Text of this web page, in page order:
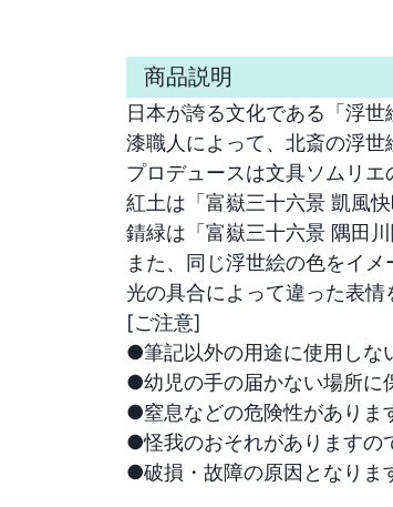
商品説明
日本が誇る文化である「浮世
漆職人によって、北斎の浮
プロデュースは文具ソムリエ
紅土は「富嶽三十六景 凱風
錆緑は「富嶽三十六景 隅田
また、同じ浮世絵の色をイメ
光の具合によって違った表情
[ご注意]
●筆記以外の用途に使用しな
●幼児の手の届かない場所に
●窒息などの危険性がありま
●怪我のおそれがありますの
●破損・故障の原因となりま